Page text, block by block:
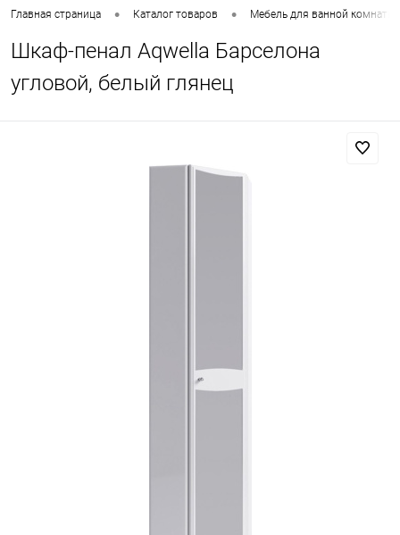
Главная страница • Каталог товаров • Мебель для ванной комнаты
Шкаф-пенал Aqwella Барселона
угловой, белый глянец